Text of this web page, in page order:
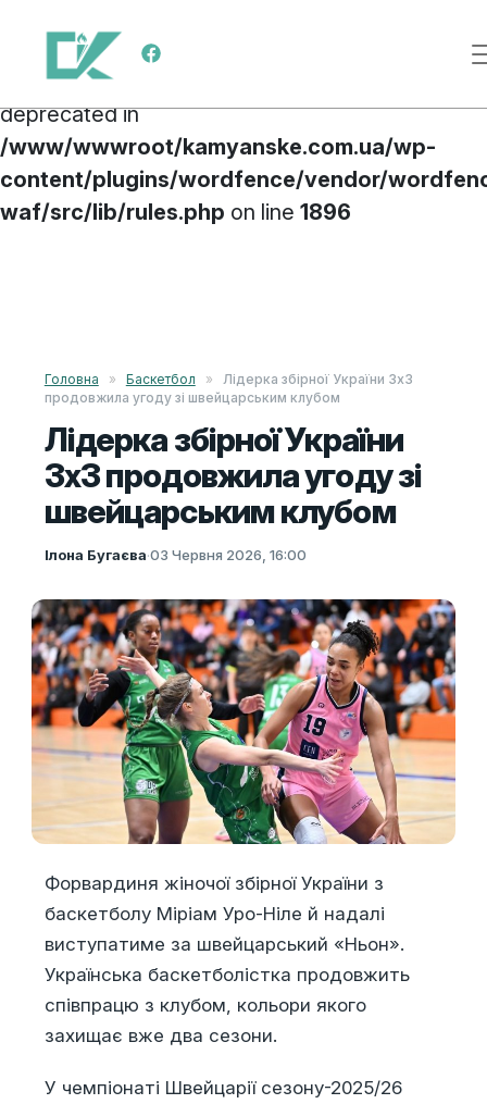
Deprecated
: preg_replace(): Passing null to
parameter #3 ($subject) of type array|string is
deprecated in
/www/wwwroot/kamyanske.com.ua/wp-
content/plugins/wordfence/vendor/
waf/src/lib/rules.php on line 1896
Main Navigation
Головна » Баскетбол »
Лідерка збірної України 3х3
продовжила угоду зі швейцарським клубом
Лідерка збірної України
3х3 продовжила угоду зі
швейцарським клубом
Ілона Бугаєва·03 Червня 2026, 16:00
Форвардиня жіночої збірної України з
баскетболу Міріам Уро-Ніле й надалі
виступатиме за швейцарський «Ньон».
Українська баскетболістка продовжить
співпрацю з клубом, кольори якого
захищає вже два сезони.
У чемпіонаті Швейцарії сезону-2025/26